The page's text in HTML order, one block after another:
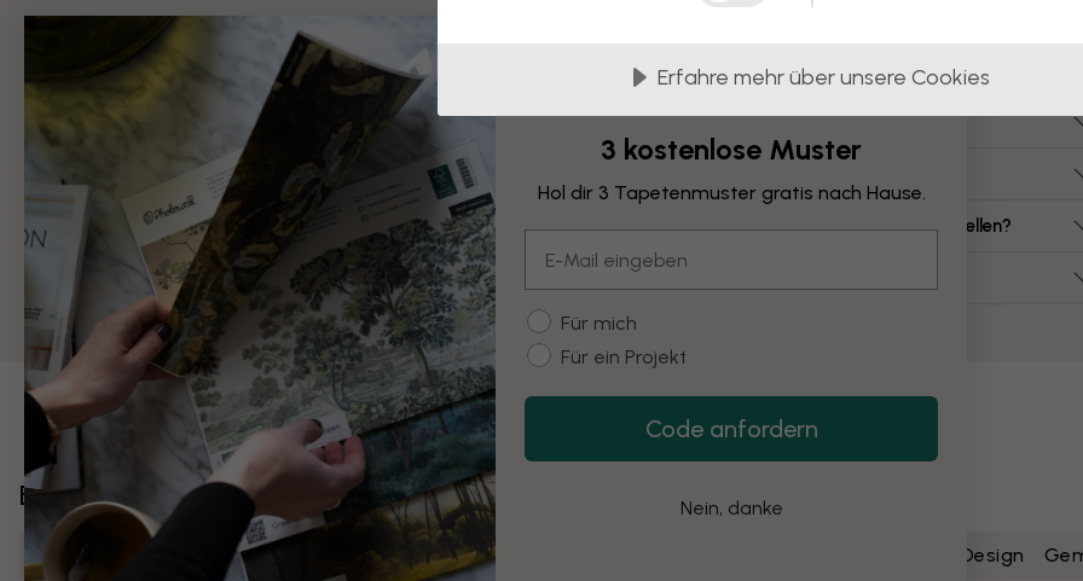
Häufig gestellte Fragen
Wie viel kostet eine Leinwand?
Kann ich eine Leinwand aus meinem eigenen Bild erstellen?
Muss ich die Leinwand selbst montieren?
Entdecken Sie mehr
Karten, Flaggen, Orte Gebäudetypen Und Einrichtungen Kunst & Design
3 kostenlose Muster
Hol dir 3 Tapetenmuster gratis nach Hause.
Customer type
Für mich
Für ein Projekt
Code anfordern
Nein, danke
Erfahre mehr über unsere Cookies